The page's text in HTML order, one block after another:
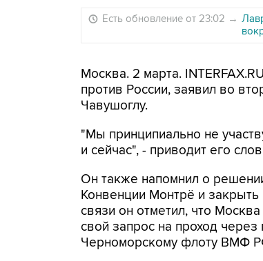
Есть обновление от 23:02 →
Москва. 2 марта.
против России, заявил во
Чавушоглу.
"Мы принципиально не
и сейчас", - приводит его
Он также напомнил о
Конвенции Монтрё и
связи он отметил, что
свой запрос на проход
Черноморскому флоту ВМФ